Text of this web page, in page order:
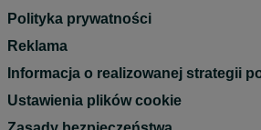
Polityka prywatności
Reklama
Informacja o realizowanej strategii
Ustawienia plików cookie